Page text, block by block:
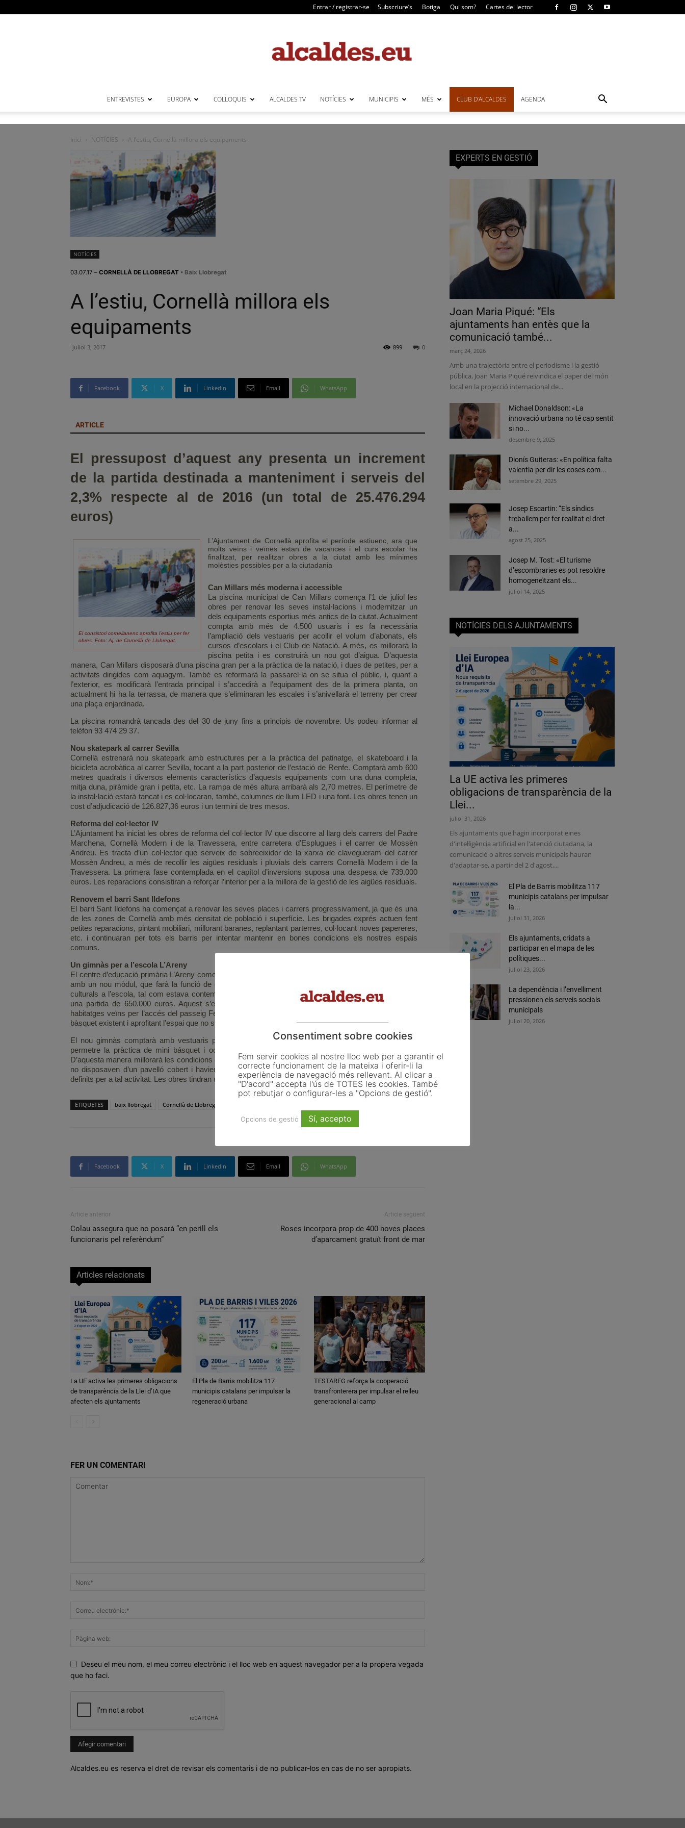
Entrar / registrar-se Subscriure’s Botiga Qui som? Cartes del lector
ENTREVISTES EUROPA COL·LOQUIS ALCALDES TV NOTÍCIES MUNICIPIS MÉS CLUB D’ALCALDES AGENDA
Inici NOTÍCIES A l’estiu, Cornellà millora els equipaments
NOTÍCIES
03.07.17 – CORNELLÀ DE LLOBREGAT • Baix Llobregat
A l’estiu, Cornellà millora els
equipaments
juliol 3, 2017 0
899
Facebook X Linkedin Email WhatsApp
ARTICLE
El pressupost d’aquest any presenta un increment
de la partida destinada a manteniment i serveis del
2,3% respecte al de 2016 (un total de 25.476.294
euros)
El consistori cornellanenc aprofita l’estiu per fer
obres. Foto: Aj. de Cornellà de Llobregat.
L’Ajuntament de Cornellà aprofita el període estiuenc, ara que
molts veïns i veïnes estan de vacances i el curs escolar ha
finalitzat, per realitzar obres a la ciutat amb les mínimes
molèsties possibles per a la ciutadania
Can Millars més moderna i accessible
La piscina municipal de Can Millars comença l’1 de juliol les
obres per renovar les seves instal·lacions i modernitzar un
dels equipaments esportius més antics de la ciutat. Actualment
compta amb més de 4.500 usuaris i es fa necessària
l’ampliació dels vestuaris per acollir el volum d’abonats, els
cursos d’escolars i el Club de Natació. A més, es millorarà la
piscina petita i es construirà un nou got d’aigua. D’aquesta
manera, Can Millars disposarà d’una piscina gran per a la pràctica de la natació, i dues de petites, per a
activitats dirigides com aquagym. També es reformarà la passarel·la on se situa el públic, i, quant a
l’exterior, es modificarà l’entrada principal i s’accedirà a l’equipament des de la primera planta, on
actualment hi ha la terrassa, de manera que s’eliminaran les escales i s’anivellarà el terreny per crear
una plaça enjardinada.
La piscina romandrà tancada des del 30 de juny fins a principis de novembre. Us podeu informar al
telèfon 93 474 29 37.
Nou skatepark al carrer Sevilla
Cornellà estrenarà nou skatepark amb estructures per a la pràctica del patinatge, el skateboard i la
bicicleta acrobàtica al carrer Sevilla, tocant a la part posterior de l’estació de Renfe. Comptarà amb 600
metres quadrats i diversos elements característics d’aquests equipaments com una duna completa,
mitja duna, piràmide gran i petita, etc. La rampa de més altura arribarà als 2,70 metres. El perímetre de
la instal·lació estarà tancat i es col·locaran, també, columnes de llum LED i una font. Les obres tenen un
cost d’adjudicació de 126.827,36 euros i un termini de tres mesos.
Reforma del col·lector IV
L’Ajuntament ha iniciat les obres de reforma del col·lector IV que discorre al llarg dels carrers del Padre
Marchena, Cornellà Modern i de la Travessera, entre carretera d’Esplugues i el carrer de Mossèn
Andreu. Es tracta d’un col·lector que serveix de sobreeixidor de la xarxa de clavegueram del carrer
Mossèn Andreu, a més de recollir les aigües residuals i pluvials dels carrers Cornellà Modern i de la
Travessera. La primera fase contemplada en el capítol d’inversions suposa una despesa de 739.000
euros. Les reparacions consistiran a reforçar l’interior per a la millora de la gestió de les aigües residuals.
Renovem el barri Sant Ildefons
El barri Sant Ildefons ha començat a renovar les seves places i carrers progressivament, ja que és una
de les zones de Cornellà amb més densitat de població i superfície. Les brigades exprés actuen fent
petites reparacions, pintant mobiliari, millorant baranes, replantant parterres, col·locant noves papereres,
etc. i continuaran per tots els barris per intentar mantenir en bones condicions els nostres espais
comuns.
Un gimnàs per a l’escola L’Areny
El centre d’educació primària L’Areny començarà a la fi de juny les obres d’ampliació de l’edifici existent
amb un nou mòdul, que farà la funció de gimnàs i sala polivalent per potenciar activitats esportives i
culturals a l’escola, tal com estava contemplat en el pla d’inversions dels pressupostos del 2017 amb
una partida de 650.000 euros. Aquest s’edificarà al pati principal de l’escola (el qual limita amb els
habitatges veïns per l’accés del passeig Ferrocarrils Catalans), mantenint la funcionalitat de la pista de
bàsquet existent i aprofitant l’espai que no s’usa en l’actualitat.
El nou gimnàs comptarà amb vestuaris per dur a terme les activitats d’educació física de l’escola,
permetre la pràctica de mini básquet i ocasionalment acollir la celebració d’actes lúdics i culturals.
D’aquesta manera millorarà les condicions de la pràctica esportiva dels alumnes del centre, que fins ara
no disposaven d’un pavelló cobert i havien de realitzar aquesta activitat a l’aire lliure o en espais no
definits per a tal activitat. Les obres tindran una durada aproximada de set mesos.
ETIQUETES baix llobregat Cornellà de Llobregat
Facebook X Linkedin Email WhatsApp
Article anterior
Colau assegura que no posarà “en perill els
funcionaris pel referèndum”
Article següent
Roses incorpora prop de 400 noves places
d’aparcament gratuït front de mar
Articles relacionats
La UE activa les primeres obligacions
de transparència de la Llei d’IA que
afecten els ajuntaments
El Pla de Barris mobilitza 117
municipis catalans per impulsar la
regeneració urbana
TESTAREG reforça la cooperació
transfronterera per impulsar el relleu
generacional al camp
FER UN COMENTARI
Deseu el meu nom, el meu correu electrònic i el lloc web en aquest navegador per a la propera vegada
que ho faci.
Alcaldes.eu es reserva el dret de revisar els comentaris i de no publicar-los en cas de no ser apropiats.
EXPERTS EN GESTIÓ
Joan Maria Piqué: “Els
ajuntaments han entès que la
comunicació també...
març 24, 2026
Amb una trajectòria entre el periodisme i la gestió
pública, Joan Maria Piqué reivindica el paper del món
local en la projecció internacional de...
Michael Donaldson: «La
innovació urbana no té cap sentit
si no...
desembre 9, 2025
Dionís Guiteras: «En política falta
valentia per dir les coses com...
setembre 29, 2025
Josep Escartin: “Els síndics
treballem per fer realitat el dret
a...
agost 25, 2025
Josep M. Tost: «El turisme
d’escombraries es pot resoldre
homogeneïtzant els...
juliol 14, 2025
NOTÍCIES DELS AJUNTAMENTS
La UE activa les primeres
obligacions de transparència de la
Llei...
juliol 31, 2026
Els ajuntaments que hagin incorporat eines
d'intel·ligència artificial en l'atenció ciutadana, la
comunicació o altres serveis municipals hauran
d'adaptar-se, a partir del 2 d'agost,...
El Pla de Barris mobilitza 117
municipis catalans per impulsar
la...
juliol 31, 2026
Els ajuntaments, cridats a
participar en el mapa de les
polítiques...
juliol 23, 2026
La dependència i l’envelliment
pressionen els serveis socials
municipals
juliol 20, 2026
Consentiment sobre cookies
Fem servir cookies al nostre lloc web per a garantir el
correcte funcionament de la mateixa i oferir-li la
experiència de navegació més rellevant. Al clicar a
"D'acord" accepta l'ús de TOTES les cookies. També
pot rebutjar o configurar-les a "Opcions de gestió".
Opcions de gestió Sí, accepto